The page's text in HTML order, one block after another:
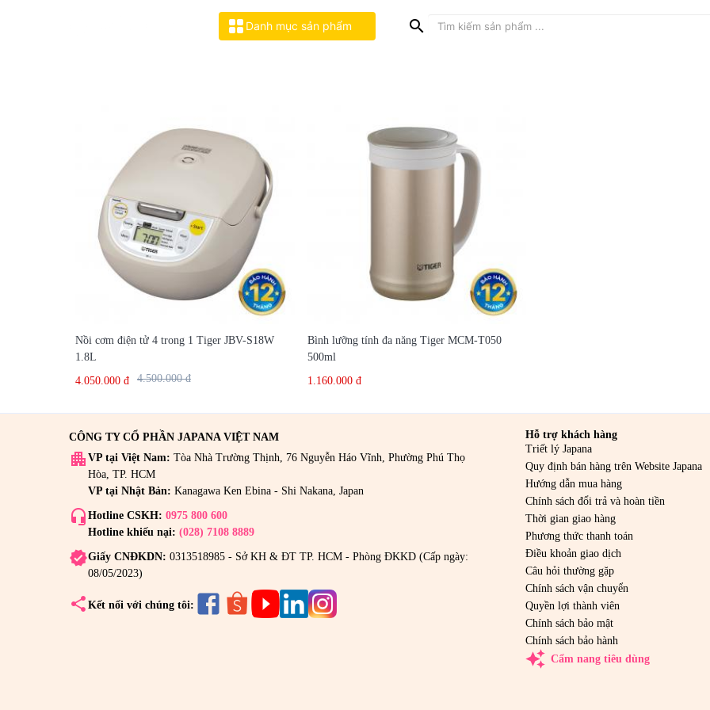
grid_view Danh mục sản phẩm search
Nồi cơm điện tử 4 trong 1 Tiger JBV-S18W
1.8L
4.050.000 đ
4.500.000 đ
Bình lưỡng tính đa năng Tiger MCM-T050
500ml
1.160.000 đ
CÔNG TY CỔ PHẦN JAPANA VIỆT NAM
apartment VP tại Việt Nam: Tòa Nhà Trường Thịnh, 76 Nguyễn Háo Vĩnh, Phường Phú Thọ
Hòa, TP. HCM
VP tại Nhật Bản: Kanagawa Ken Ebina - Shi Nakana, Japan
headset_mic Hotline CSKH: 0975 800 600
Hotline khiếu nại: (028) 7108 8889
verifiedGiấy CNĐKDN: 0313518985 - Sở KH & ĐT TP. HCM - Phòng ĐKKD (Cấp ngày:
08/05/2023)
share Kết nối với chúng tôi:
Hỗ trợ khách hàng
Triết lý Japana
Quy định bán hàng trên Website Japana
Hướng dẫn mua hàng
Chính sách đổi trả và hoàn tiền
Thời gian giao hàng
Phương thức thanh toán
Điều khoản giao dịch
Câu hỏi thường gặp
Chính sách vận chuyển
Quyền lợi thành viên
Chính sách bảo mật
Chính sách bảo hành
auto_awesome Cẩm nang tiêu dùng